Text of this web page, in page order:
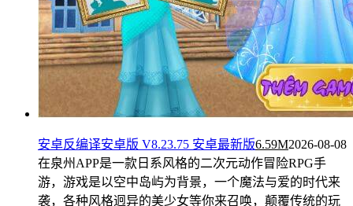
安卓反编译安卓版 V8.23.75 安卓最新版6.59M2026-08-08
在泉州APP是一款日系风格的二次元动作冒险RPG手
游，游戏是以空中岛屿为背景，一个魔法与爱的时代来
袭，各种风格迥异的美少女等你来召唤，颠覆传统的玩